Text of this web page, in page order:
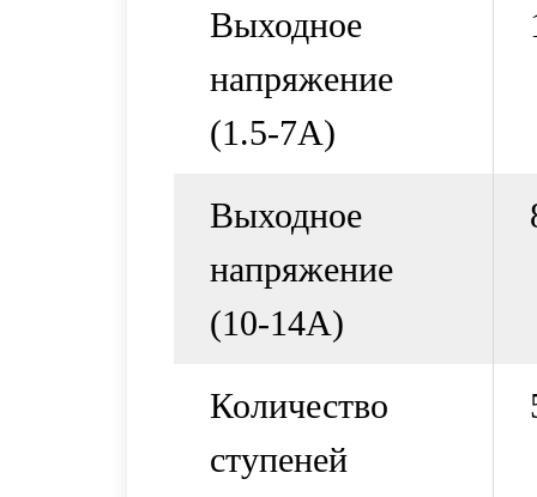
Выходное
напряжение
(1.5-7А)
Выходное
напряжение
(10-14А)
Количество
ступеней